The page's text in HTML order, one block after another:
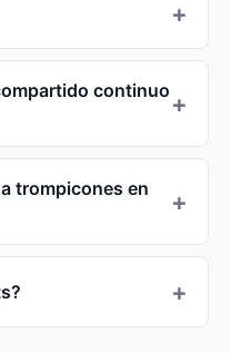
continuo
trompicones en